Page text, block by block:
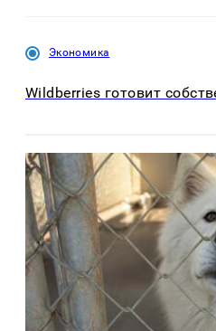
Экономика
Wildberries готовит